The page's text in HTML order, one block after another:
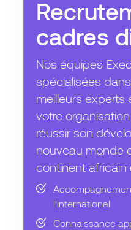
cadres
Nos équipes
spécialisées
meilleurs experts
votre
réussir son
nouveau monde
continent africain
l’international
Connaissance